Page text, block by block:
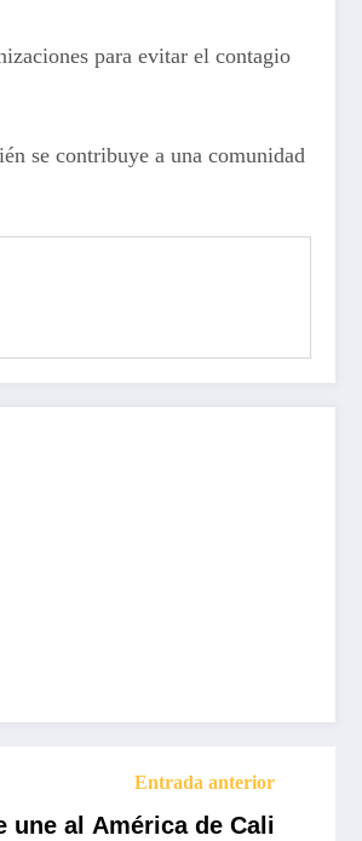
para evitar el contagio
se contribuye a una comunidad
Entrada anterior
une al América de Cali